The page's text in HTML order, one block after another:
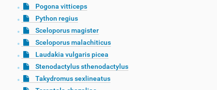
Pogona vitticeps
Python regius
Sceloporus magister
Sceloporus malachiticus
Laudakia vulgaris picea
Stenodactylus sthenodactylus
Takydromus sexlineatus